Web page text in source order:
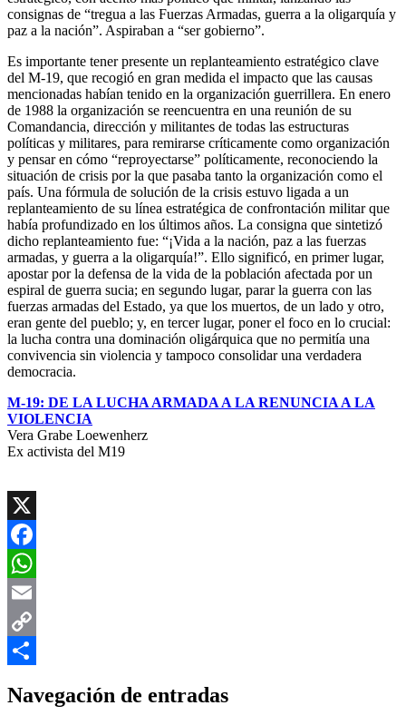
consignas de “tregua a las Fuerzas Armadas, guerra a la oligarquía y
paz a la nación”. Aspiraban a “ser gobierno”.
Es importante tener presente un replanteamiento estratégico clave
del M-19, que recogió en gran medida el impacto que las causas
mencionadas habían tenido en la organización guerrillera. En enero
de 1988 la organización se reencuentra en una reunión de su
Comandancia, dirección y militantes de todas las estructuras
políticas y militares, para remirarse críticamente como organización
y pensar en cómo “reproyectarse” políticamente, reconociendo la
situación de crisis por la que pasaba tanto la organización como el
país. Una fórmula de solución de la crisis estuvo ligada a un
replanteamiento de su línea estratégica de confrontación militar que
había profundizado en los últimos años. La consigna que sintetizó
dicho replanteamiento fue: “¡Vida a la nación, paz a las fuerzas
armadas, y guerra a la oligarquía!”. Ello significó, en primer lugar,
apostar por la defensa de la vida de la población afectada por un
espiral de guerra sucia; en segundo lugar, parar la guerra con las
fuerzas armadas del Estado, ya que los muertos, de un lado y otro,
eran gente del pueblo; y, en tercer lugar, poner el foco en lo crucial:
la lucha contra una dominación oligárquica que no permitía una
convivencia sin violencia y tampoco consolidar una verdadera
democracia.
M-19: DE LA LUCHA ARMADA A LA RENUNCIA A LA
VIOLENCIA
Vera Grabe Loewenherz
Ex activista del M19
X
Facebook
WhatsApp
Email
Copy
Navegación de entradas